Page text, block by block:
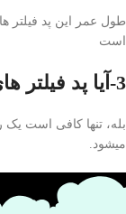
است
3-آیا پد فیلتر های حیوانات کوال قابل شارژ است؟
بله، تنها کافی است یک
میشود.